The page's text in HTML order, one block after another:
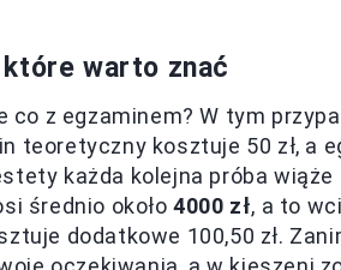
warto znać
co z egzaminem? W tym
teoretyczny kosztuje 50 zł, a
każda kolejna próba
średnio około4000 zł, a to
dodatkowe 100,50 zł.